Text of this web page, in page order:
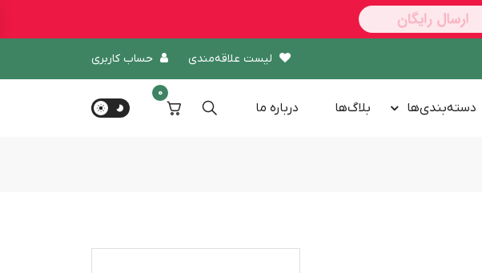
لیست علاقه‌مندی حساب کاربری
دسته‌بندی‌ها بلاگ‌ها درباره‌ ما
0